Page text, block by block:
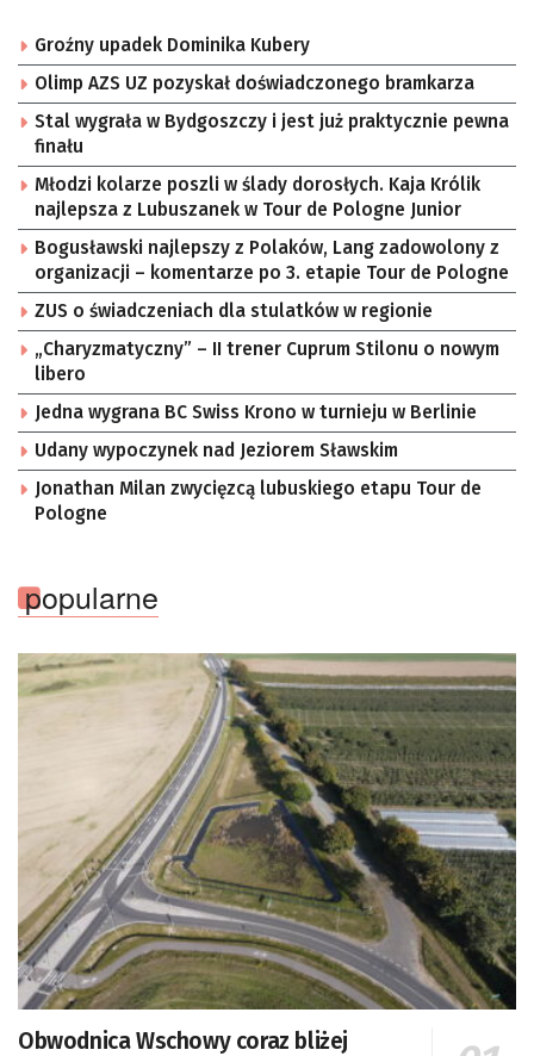
Groźny upadek Dominika Kubery
Olimp AZS UZ pozyskał doświadczonego bramkarza
Stal wygrała w Bydgoszczy i jest już praktycznie pewna
finału
Młodzi kolarze poszli w ślady dorosłych. Kaja Królik
najlepsza z Lubuszanek w Tour de Pologne Junior
Bogusławski najlepszy z Polaków, Lang zadowolony z
organizacji – komentarze po 3. etapie Tour de Pologne
ZUS o świadczeniach dla stulatków w regionie
„Charyzmatyczny” – II trener Cuprum Stilonu o nowym
libero
Jedna wygrana BC Swiss Krono w turnieju w Berlinie
Udany wypoczynek nad Jeziorem Sławskim
Jonathan Milan zwycięzcą lubuskiego etapu Tour de
Pologne
popularne
Obwodnica Wschowy coraz bliżej